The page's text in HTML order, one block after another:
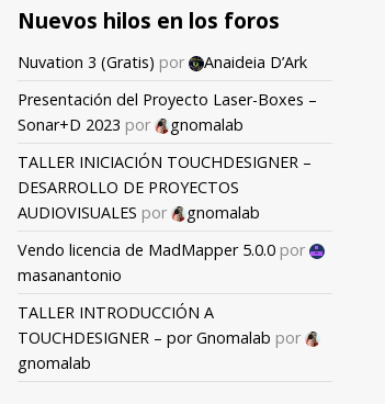
Nuevos hilos en los foros
Nuvation 3 (Gratis) por
Anaideia D’Ark
Presentación del Proyecto Laser-Boxes –
Sonar+D 2023 por
gnomalab
TALLER INICIACIÓN TOUCHDESIGNER –
DESARROLLO DE PROYECTOS
AUDIOVISUALES por
gnomalab
Vendo licencia de MadMapper 5.0.0 por
masanantonio
TALLER INTRODUCCIÓN A
TOUCHDESIGNER – por Gnomalab por
gnomalab